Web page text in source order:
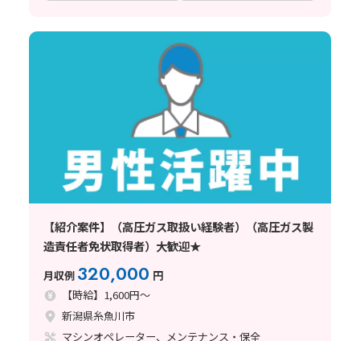
【紹介案件】（高圧ガス取扱い経験者）（高圧ガス製
造責任者免状取得者）大歓迎★
月収例 320,000 円
【時給】1,600円～
新潟県糸魚川市
マシンオペレーター、メンテナンス・保全